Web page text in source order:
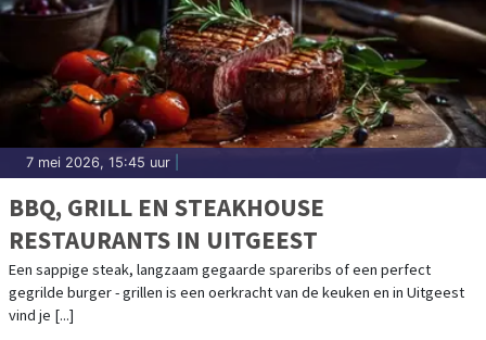
7 mei 2026, 15:45 uur
BBQ, GRILL EN STEAKHOUSE
RESTAURANTS IN UITGEEST
Een sappige steak, langzaam gegaarde spareribs of een perfect
gegrilde burger - grillen is een oerkracht van de keuken en in Uitgeest
vind je [...]